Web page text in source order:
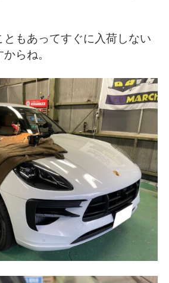
ともあってすぐに入荷しない
らね。